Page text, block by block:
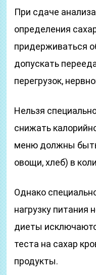
При сдаче
определения
придерживаться
допускать
перегрузок,
Нельзя
снижать
меню должны
овощи, хлеб) в
Однако
нагрузку питания
диеты
теста на сахар
продукты.